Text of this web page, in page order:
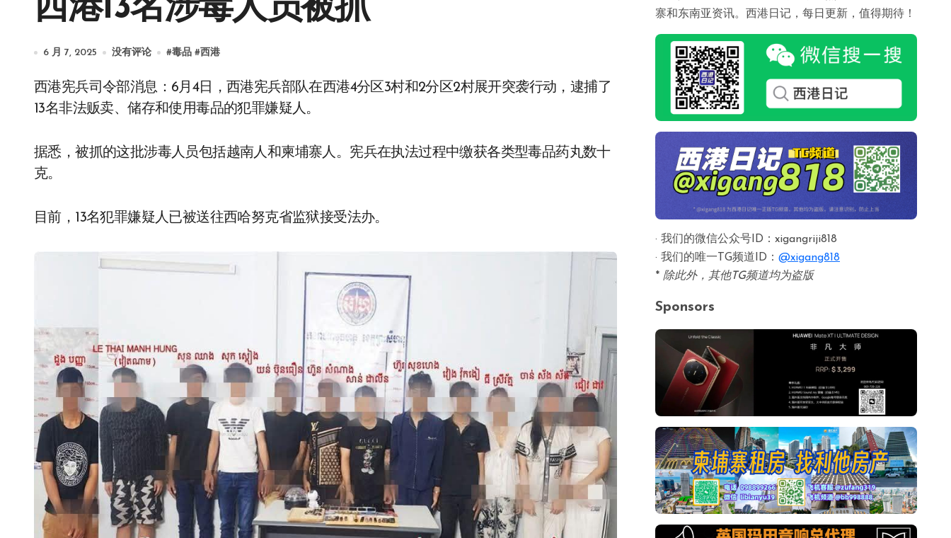
西港13名涉毒人员被抓
6 月 7, 2025 没有评论 #毒品 #西港
西港宪兵司令部消息：6月4日，西港宪兵部队在西港4分区3村和2分区2村展开突袭行动，逮捕了
13名非法贩卖、储存和使用毒品的犯罪嫌疑人。
据悉，被抓的这批涉毒人员包括越南人和柬埔寨人。宪兵在执法过程中缴获各类型毒品药丸数十
克。
目前，13名犯罪嫌疑人已被送往西哈努克省监狱接受法办。
寨和东南亚资讯。西港日记，每日更新，值得期待！
· 我们的微信公众号ID：xigangriji818
· 我们的唯一TG频道ID： @xigang818
* 除此外，其他TG频道均为盗版
Sponsors